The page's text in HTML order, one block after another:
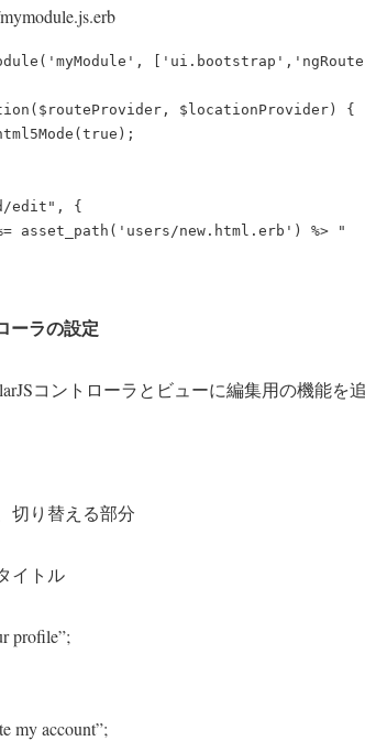
$locationProvider) {
edit", {
asset_path('users/new.html.erb') %> "
ーラの設定
コントローラとビューに編集用の機能を追
切り替える部分
イトル
profile”;
my account”;